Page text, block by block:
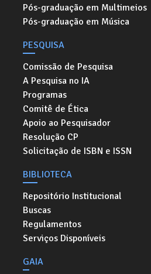
Pós-graduação em Multimeios
Pós-graduação em Música
PESQUISA
Comissão de Pesquisa
A Pesquisa no IA
Programas
Comitê de Ética
Apoio ao Pesquisador
Resolução CP
Solicitação de ISBN e ISSN
BIBLIOTECA
Repositório Institucional
Buscas
Regulamentos
Serviços Disponíveis
GAIA